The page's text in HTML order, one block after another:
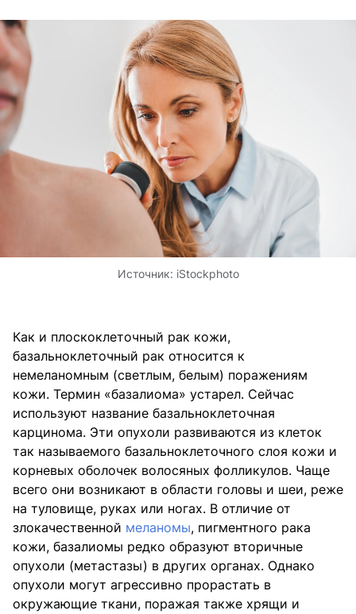
Источник: iStockphoto
Как и плоскоклеточный рак кожи,
базальноклеточный рак относится к
немеланомным (светлым, белым) поражениям
кожи. Термин «базалиома» устарел. Сейчас
используют название базальноклеточная
карцинома. Эти опухоли развиваются из клеток
так называемого базальноклеточного слоя кожи и
корневых оболочек волосяных фолликулов. Чаще
всего они возникают в области головы и шеи, реже
на туловище, руках или ногах. В отличие от
злокачественной меланомы, пигментного рака
кожи, базалиомы редко образуют вторичные
опухоли (метастазы) в других органах. Однако
опухоли могут агрессивно прорастать в
окружающие ткани, поражая также хрящи и